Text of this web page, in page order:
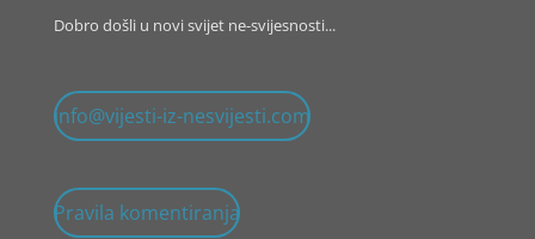
Dobro došli u novi svijet ne-svijesnosti...
info@vijesti-iz-nesvijesti.com
Pravila komentiranja